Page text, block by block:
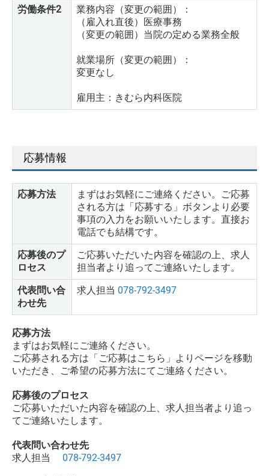
労働条件2
業務内容（変更の範囲）：
（雇入れ直後）医療事務
（変更の範囲）当院の定める業務全般
就業場所（変更の範囲）：
変更なし
雇用主：きむら内科医院
応募情報
応募方法
まずはお気軽にご連絡ください。ご応募
される方は「応募する」ボタンより必要
事項の入力をお願いいたします。直接お
電話でも結構です。
応募後のプ
ロセス
ご応募いただいた内容を確認の上、求人
担当者より追ってご連絡いたします。
代表問い合
わせ先
求人担当 078-792-3497
応募方法
まずはお気軽にご連絡ください。
ご応募される方は「ご応募はこちら」よりページを移動
いただき、ご希望の応募方法にてご連絡ください。
応募後のプロセス
ご応募いただいた内容を確認の上、求人担当者より追っ
てご連絡いたします。
代表問い合わせ先
求人担当 078-792-3497